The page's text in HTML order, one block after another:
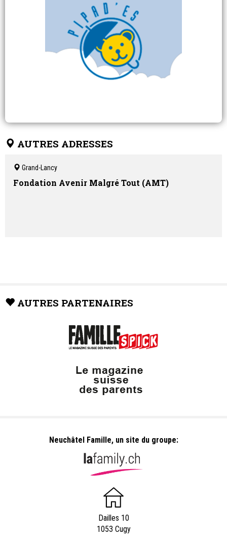
AUTRES ADRESSES
Grand-Lancy
Fondation Avenir Malgré Tout (AMT)
AUTRES PARTENAIRES
Neuchâtel Famille, un site du groupe:
Dailles 10
1053 Cugy